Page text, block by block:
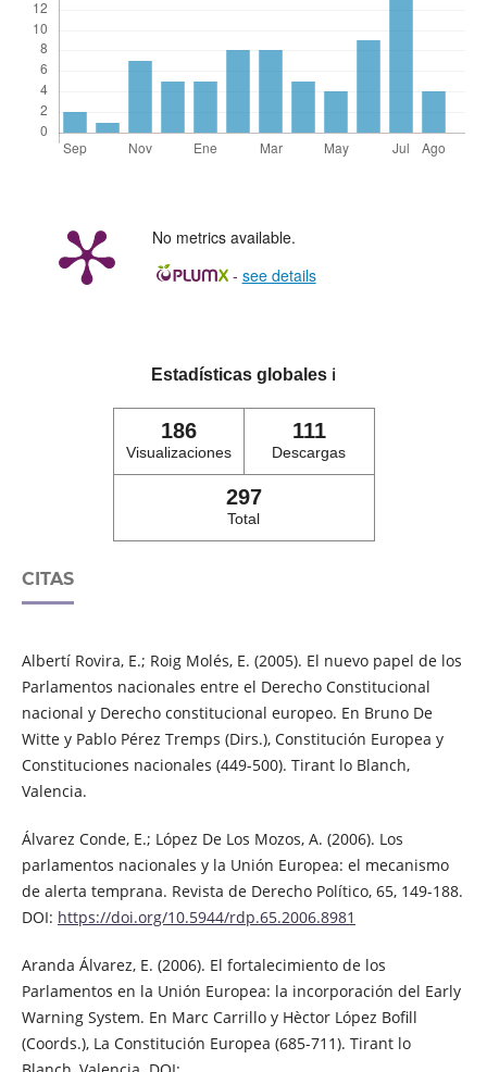
No metrics available.
- see details
Estadísticas globales ℹ️
186
Visualizaciones
111
Descargas
297
Total
CITAS
Albertí Rovira, E.; Roig Molés, E. (2005). El nuevo papel de los
Parlamentos nacionales entre el Derecho Constitucional
nacional y Derecho constitucional europeo. En Bruno De
Witte y Pablo Pérez Tremps (Dirs.), Constitución Europea y
Constituciones nacionales (449-500). Tirant lo Blanch,
Valencia.
Álvarez Conde, E.; López De Los Mozos, A. (2006). Los
parlamentos nacionales y la Unión Europea: el mecanismo
de alerta temprana. Revista de Derecho Político, 65, 149-188.
DOI: https://doi.org/10.5944/rdp.65.2006.8981
Aranda Álvarez, E. (2006). El fortalecimiento de los
Parlamentos en la Unión Europea: la incorporación del Early
Warning System. En Marc Carrillo y Hèctor López Bofill
(Coords.), La Constitución Europea (685-711). Tirant lo